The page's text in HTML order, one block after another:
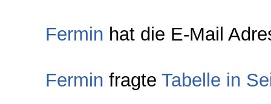
Fermin hat die E-Mail
Fermin fragte Tabelle in